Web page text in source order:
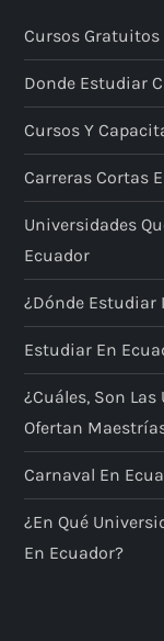
Cursos
Donde Estudiar
Cursos Y
Carreras Cortas
Universidades
Ecuador
¿Dónde Estudiar
Estudiar En
¿Cuáles, Son
Ofertan
Carnaval En
¿En Qué
En Ecuador?